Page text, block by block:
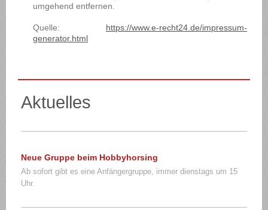
umgehend entfernen.
Quelle: https://www.e-recht24.de/impressum-
generator.html
Aktuelles
Neue Gruppe beim Hobbyhorsing
Ab sofort gibt es eine Anfängergruppe, immer dienstags um 15
Uhr.